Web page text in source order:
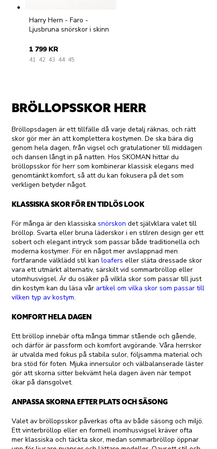
Harry Hern - Faro -
Ljusbruna snörskor i skinn
1 799 KR
41 42 43 44 45
BRÖLLOPSSKOR HERR
Bröllopsdagen är ett tillfälle då varje detalj räknas, och rätt
skor gör mer än att komplettera kostymen. De ska bära dig
genom hela dagen, från vigsel och gratulationer till middagen
och dansen långt in på natten. Hos SKOMAN hittar du
bröllopsskor för herr som kombinerar klassisk elegans med
genomtänkt komfort, så att du kan fokusera på det som
verkligen betyder något.
KLASSISKA SKOR FÖR EN TIDLÖS LOOK
För många är den klassiska snörskon det självklara valet till
bröllop. Svarta eller bruna läderskor i en stilren design ger ett
sobert och elegant intryck som passar både traditionella och
moderna kostymer. För en något mer avslappnad men
fortfarande välklädd stil kan loafers eller släta dressade skor
vara ett utmärkt alternativ, särskilt vid sommarbröllop eller
utomhusvigsel. Är du osäker på vilkla skor som passar till just
din kostym kan du läsa vår artikel om vilka skor som passar till
vilken typ av kostym.
KOMFORT HELA DAGEN
Ett bröllop innebär ofta många timmar stående och gående,
och därför är passform och komfort avgörande. Våra herrskor
är utvalda med fokus på stabila sulor, följsamma material och
bra stöd för foten. Mjuka innersulor och välbalanserade läster
gör att skorna sitter bekvämt hela dagen även när tempot
ökar på dansgolvet.
ANPASSA SKORNA EFTER PLATS OCH SÄSONG
Valet av bröllopsskor påverkas ofta av både säsong och miljö.
Ett vinterbröllop eller en formell inomhusvigsel kräver ofta
mer klassiska och täckta skor, medan sommarbröllop öppnar